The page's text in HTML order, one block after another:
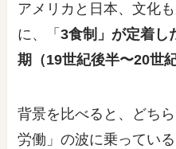
アメリカと日本、文化
に、「3食制」が定着し
期（19世紀後半〜20世紀
背景を比べると、どち
労働」の波に乗っている